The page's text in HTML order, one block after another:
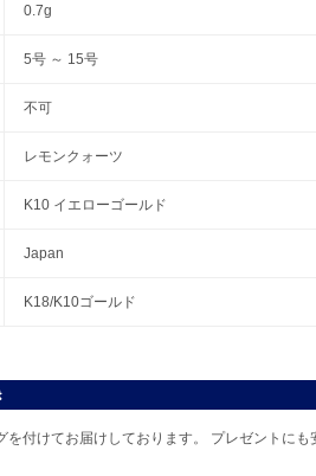
0.7g
5号 ～ 15号
不可
レモンクォーツ
K10 イエローゴールド
Japan
K18/K10ゴールド
を付けてお届けしております。 プレゼントにも